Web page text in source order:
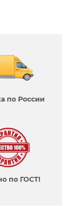
по России
по ГОСТ!